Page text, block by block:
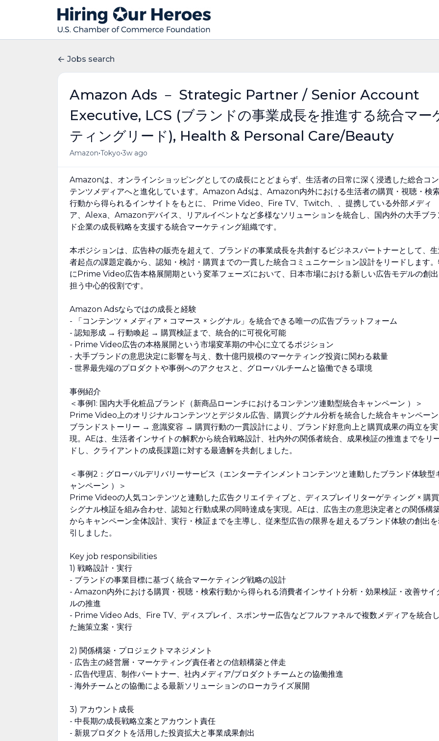
Jobs search
Amazon Ads － Strategic Partner / Senior Account
Executive, LCS (ブランドの事業成長を推進する統合マー
ティングリード), Health & Personal Care/Beauty
Amazon•Tokyo•3w ago
Amazonは、オンラインショッピングとしての成長にとどまらず、生活者の日常に深く浸透した総合コン
テンツメディアへと進化しています。Amazon Adsは、Amazon内外における生活者の購買・視聴・検
行動から得られるインサイトをもとに、 Prime Video、Fire TV、Twitch、、提携している外部メディ
ア、Alexa、Amazonデバイス、リアルイベントなど多様なソリューションを統合し、国内外の大手ブラ
ド企業の成長戦略を支援する統合マーケティング組織です。
本ポジションは、広告枠の販売を超えて、ブランドの事業成長を共創するビジネスパートナーとして、
者起点の課題定義から、認知・検討・購買までの一貫した統合コミュニケーション設計をリードします
にPrime Video広告本格展開期という変革フェーズにおいて、日本市場における新しい広告モデルの創
担う中心的役割です。
Amazon Adsならではの成長と経験
- 「コンテンツ × メディア × コマース × シグナル」を統合できる唯一の広告プラットフォーム
- 認知形成 → 行動喚起 → 購買検証まで、統合的に可視化可能
- Prime Video広告の本格展開という市場変革期の中心に立てるポジション
- 大手ブランドの意思決定に影響を与え、数十億円規模のマーケティング投資に関わる裁量
- 世界最先端のプロダクトや事例へのアクセスと、グローバルチームと協働できる環境
事例紹介
＜事例1: 国内大手化粧品ブランド（新商品ローンチにおけるコンテンツ連動型統合キャンペーン ）＞
Prime Video上のオリジナルコンテンツとデジタル広告、購買シグナル分析を統合した統合キャンペーン
ブランドストーリー → 意識変容 → 購買行動の一貫設計により、ブランド好意向上と購買成果の両立を実
現。AEは、生活者インサイトの解釈から統合戦略設計、社内外の関係者統合、成果検証の推進までをリ
ドし、クライアントの成長課題に対する最適解を共創しました。
＜事例2：グローバルデリバリーサービス（エンターテインメントコンテンツと連動したブランド体験型
ャンペーン ）＞
Prime Videoの人気コンテンツと連動した広告クリエイティブと、ディスプレイリターゲティング × 購買
シグナル検証を組み合わせ、認知と行動成果の同時達成を実現。AEは、広告主の意思決定者との関係構
からキャンペーン全体設計、実行・検証までを主導し、従来型広告の限界を超えるブランド体験の創出
引しました。
Key job responsibilities
1) 戦略設計・実行
- ブランドの事業目標に基づく統合マーケティング戦略の設計
- Amazon内外における購買・視聴・検索行動から得られる消費者インサイト分析・効果検証・改善サイ
ルの推進
- Prime Video Ads、Fire TV、ディスプレイ、スポンサー広告などフルファネルで複数メディアを統合し
た施策立案・実行
2) 関係構築・プロジェクトマネジメント
- 広告主の経営層・マーケティング責任者との信頼構築と伴走
- 広告代理店、制作パートナー、社内メディア/プロダクトチームとの協働推進
- 海外チームとの協働による最新ソリューションのローカライズ展開
3) アカウント成長
- 中長期の成長戦略立案とアカウント責任
- 新規プロダクトを活用した投資拡大と事業成果創出